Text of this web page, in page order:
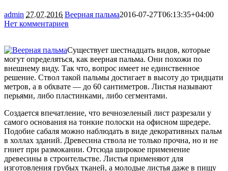
admin 27.07.2016 Веерная пальма2016-07-27T06:13:35+04:00
Нет комментариев
Существует шестнадцать видов, которые
могут определяться, как веерная пальма. Они похожи по
внешнему виду. Так что, вопрос имеет не единственное
решение. Ствол такой пальмы достигает в высоту до тридцати
метров, а в обхвате — до 60 сантиметров. Листья называют
перьями, либо пластинками, либо сегментами.
Создается впечатление, что вечнозеленый лист разрезали у
самого основания на тонкие полоски на офисном шредере.
Подобие сабаля можно наблюдать в виде декоративных пальм
в холлах зданий. Древесина ствола не только прочна, но и не
гниет при размокании. Отсюда широкое применение
древесины в строительстве. Листья применяют для
изготовления грубых тканей, а молодые листья даже в пищу